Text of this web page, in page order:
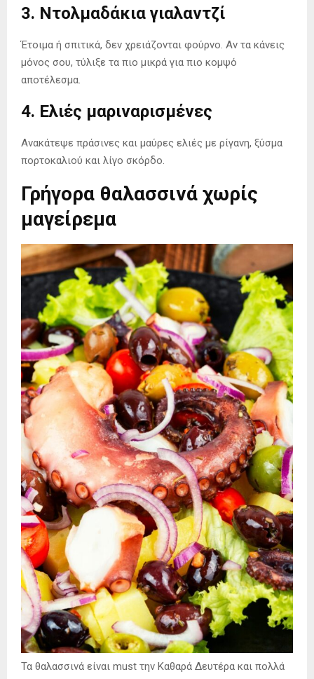
3. Ντολμαδάκια γιαλαντζί
Έτοιμα ή σπιτικά, δεν χρειάζονται φούρνο. Αν τα κάνεις
μόνος σου, τύλιξε τα πιο μικρά για πιο κομψό
αποτέλεσμα.
4. Ελιές μαριναρισμένες
Ανακάτεψε πράσινες και μαύρες ελιές με ρίγανη, ξύσμα
πορτοκαλιού και λίγο σκόρδο.
Γρήγορα θαλασσινά χωρίς
μαγείρεμα
Τα θαλασσινά είναι must την Καθαρά Δευτέρα και πολλά